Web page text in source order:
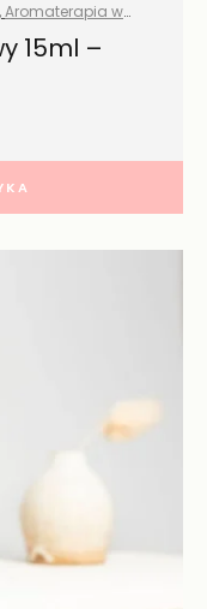
,Aromaterapia w
jamy ustnej
15ml –